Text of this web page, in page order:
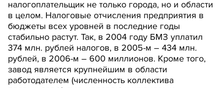
налогоплательщик не только города, но и области
в целом. Налоговые отчисления предприятия в
бюджеты всех уровней в последние годы
стабильно растут. Так, в 2004 году БМЗ уплатил
374 млн. рублей налогов, в 2005-м – 434 млн.
рублей, в 2006-м – 600 миллионов. Кроме того,
завод является крупнейшим в области
работодателем (численность коллектива